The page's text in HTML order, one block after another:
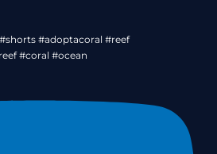
#shorts #adoptacoral #reef
#coral #ocean